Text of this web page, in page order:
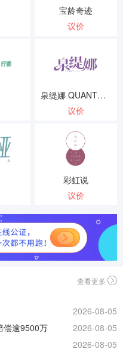
宝龄奇迹
议价
泉缇娜 QUANTUINA
议价
彩虹说
议价
查看更多
2026-08-05
偿逾9500万
2026-08-05
2026-08-05